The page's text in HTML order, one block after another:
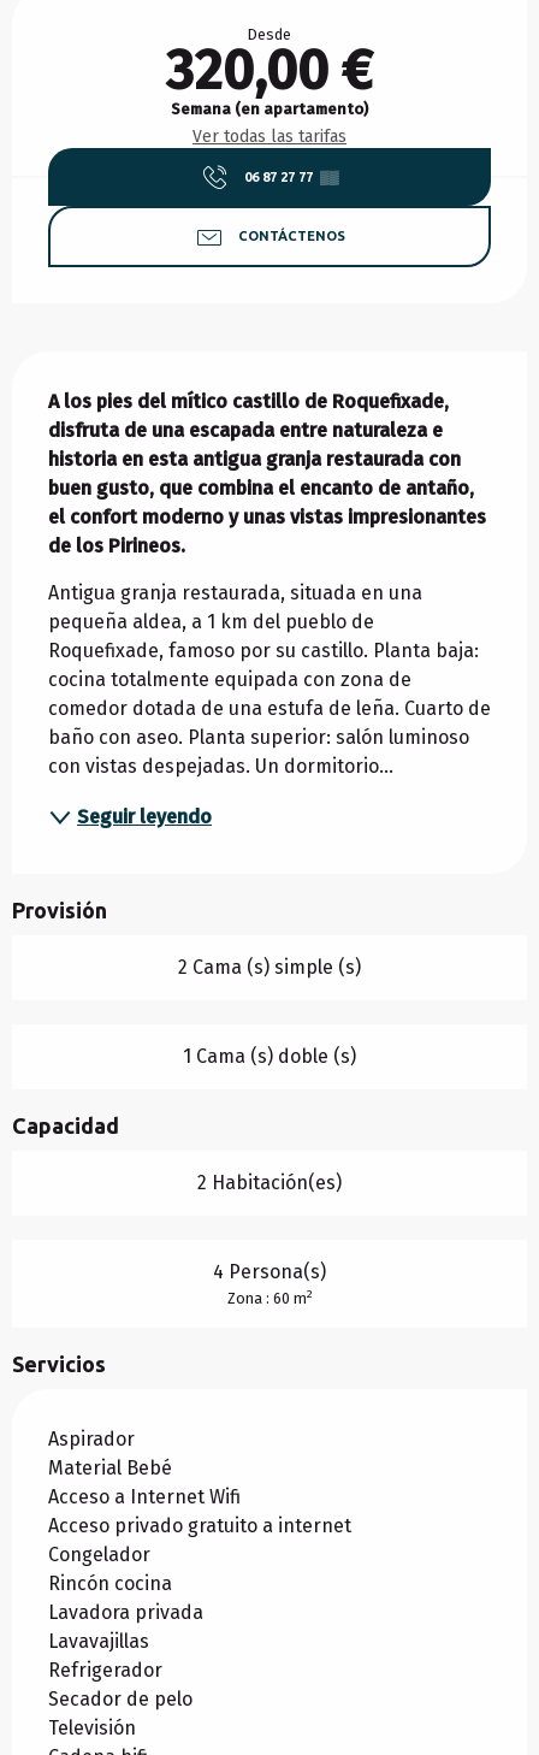
Desde
320,00 €
Semana (en apartamento)
Ver todas las tarifas
06 87 27 77 ▒▒
CONTÁCTENOS
A los pies del mítico castillo de Roquefixade,
disfruta de una escapada entre naturaleza e
historia en esta antigua granja restaurada con
buen gusto, que combina el encanto de antaño,
el confort moderno y unas vistas impresionantes
de los Pirineos.
Antigua granja restaurada, situada en una
pequeña aldea, a 1 km del pueblo de
Roquefixade, famoso por su castillo. Planta baja:
cocina totalmente equipada con zona de
comedor dotada de una estufa de leña. Cuarto de
baño con aseo. Planta superior: salón luminoso
con vistas despejadas. Un dormitorio...
Seguir leyendo
Provisión
2 Cama (s) simple (s)
1 Cama (s) doble (s)
Capacidad
2 Habitación(es)
4 Persona(s)
Zona : 60 m2
Servicios
Aspirador
Material Bebé
Acceso a Internet Wifi
Acceso privado gratuito a internet
Congelador
Rincón cocina
Lavadora privada
Lavavajillas
Refrigerador
Secador de pelo
Televisión